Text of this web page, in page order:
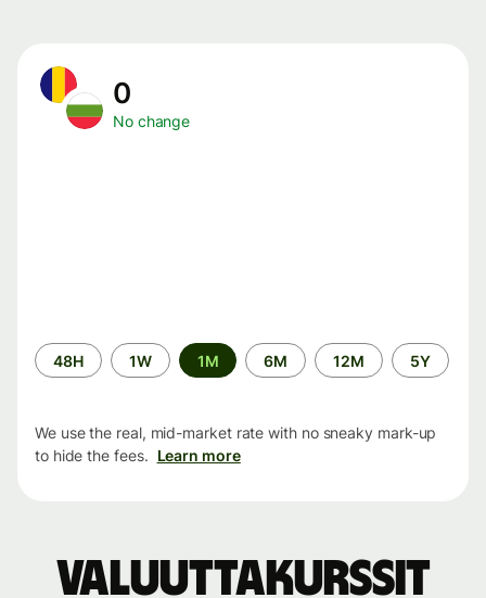
0
No change
Time
period
48H 1W 1M 6M 12M 5Y
We use the real, mid-market rate with no sneaky mark-up
to hide the fees. Learn more
Valuuttakurssit